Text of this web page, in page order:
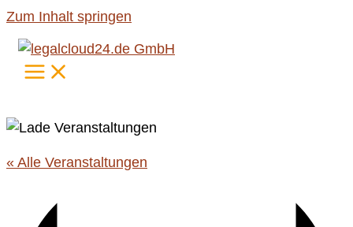
Zum Inhalt springen
« Alle Veranstaltungen